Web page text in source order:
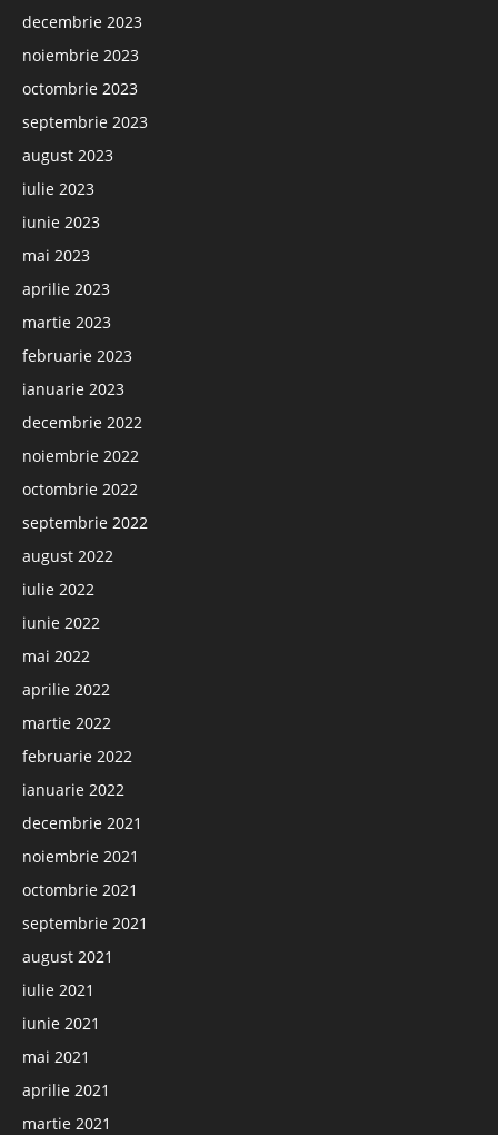
decembrie 2023
noiembrie 2023
octombrie 2023
septembrie 2023
august 2023
iulie 2023
iunie 2023
mai 2023
aprilie 2023
martie 2023
februarie 2023
ianuarie 2023
decembrie 2022
noiembrie 2022
octombrie 2022
septembrie 2022
august 2022
iulie 2022
iunie 2022
mai 2022
aprilie 2022
martie 2022
februarie 2022
ianuarie 2022
decembrie 2021
noiembrie 2021
octombrie 2021
septembrie 2021
august 2021
iulie 2021
iunie 2021
mai 2021
aprilie 2021
martie 2021